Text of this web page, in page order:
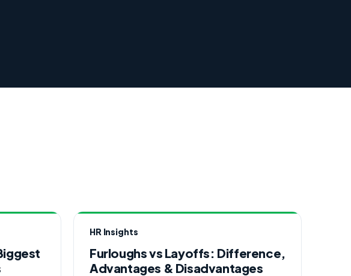
HR Insights
Furloughs vs Layoffs: Difference,
Advantages & Disadvantages